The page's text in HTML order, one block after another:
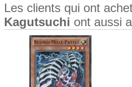
Les clients qui ont
Kagutsuchi ont aussi